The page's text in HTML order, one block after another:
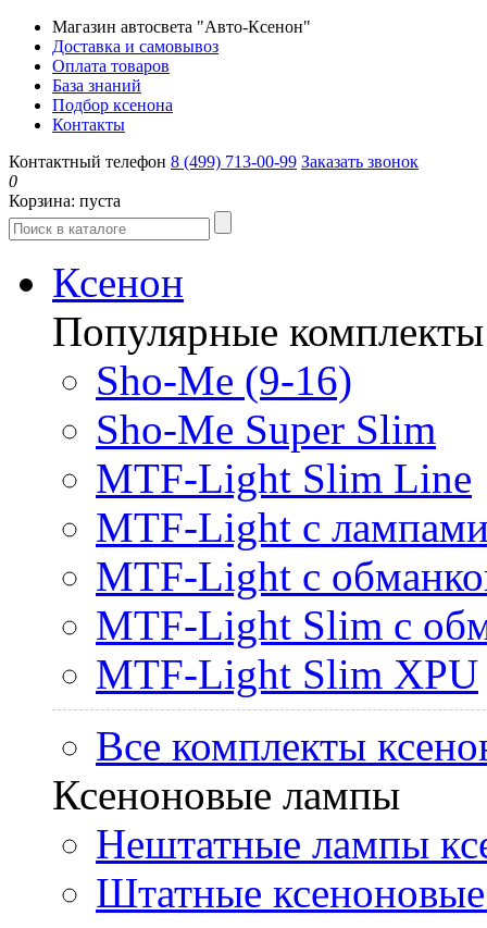
Магазин автосвета "Авто-Ксенон"
Доставка и самовывоз
Оплата товаров
База знаний
Подбор ксенона
Контакты
Контактный телефон 8 (499) 713-00-99 Заказать звонок
0
Корзина: пуста
Ксенон
Популярные комплекты
Sho-Me (9-16)
Sho-Me Super Slim
MTF-Light Slim Line
MTF-Light с
MTF-Light с
MTF-Light Slim с
MTF-Light Slim XPU
Все комплекты
Ксеноновые лампы
Нештатные лампы
Штатные